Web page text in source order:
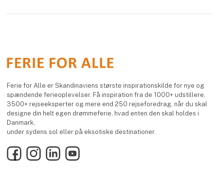
Ferie for Alle er Skandinaviens største inspirationskilde for nye og
spændende ferieoplevelser. Få inspiration fra de 1000+ udstillere,
3500+ rejseeksperter og mere end 250 rejseforedrag, når du skal
designe din helt egen drømmeferie, hvad enten den skal holdes i
Danmark,
under sydens sol eller på eksotiske destinationer.
FacebookInstagramLinkedInYouTube